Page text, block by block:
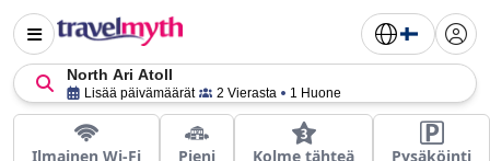
North Ari Atoll
Lisää päivämäärät 2 Vierasta 1 Huone
Ilmainen Wi-Fi Pieni Kolme tähteä Pysäköinti